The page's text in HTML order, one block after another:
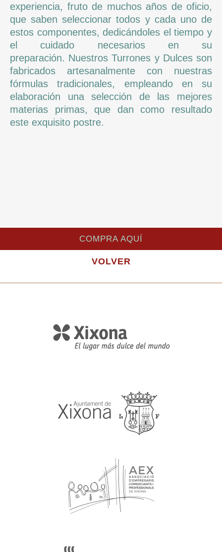
experiencia, fruto de muchos años de oficio,
que saben seleccionar todos y cada uno de
estos componentes, dedicándoles el tiempo y
el cuidado necesarios en su
preparación. Nuestros Turrones y Dulces son
fabricados artesanalmente con nuestras
fórmulas tradicionales, empleando en su
elaboración una selección de las mejores
materias primas, que dan como resultado
este exquisito postre.
COMPRA AQUÍ
VOLVER